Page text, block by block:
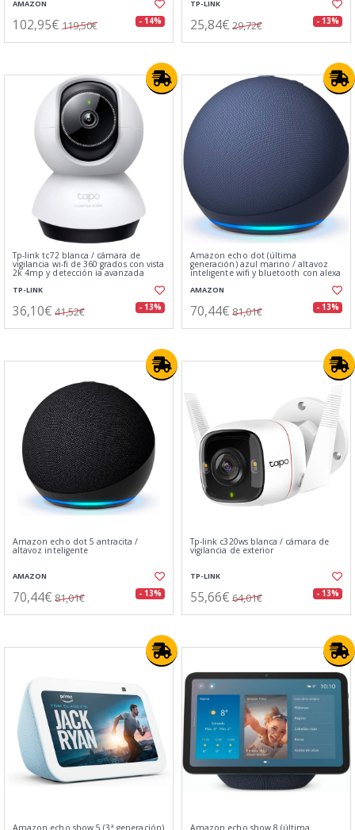
AMAZON
102,95€ 119,50€ - 14%
TP-LINK
25,84€ 29,72€ - 13%
Tp-link tc72 blanca / cámara de
vigilancia wi-fi de 360 grados con vista
2k 4mp y detección ia avanzada
TP-LINK
36,10€ 41,52€ - 13%
Amazon echo dot (última
generación) azul marino / altavoz
inteligente wifi y bluetooth con alexa
AMAZON
70,44€ 81,01€ - 13%
Amazon echo dot 5 antracita /
altavoz inteligente
AMAZON
70,44€ 81,01€ - 13%
Tp-link c320ws blanca / cámara de
vigilancia de exterior
TP-LINK
55,66€ 64,01€ - 13%
Amazon echo show 5 (3ª generación) Amazon echo show 8 (última